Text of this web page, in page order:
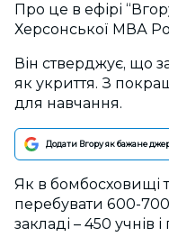
Про це в ефірі
Херсонської МВА
Він стверджує, що
як укриття. З
для навчання.
Додати Вгору як бажане
Як в бомбосховищі
перебувати 600-
закладі – 450 учнів